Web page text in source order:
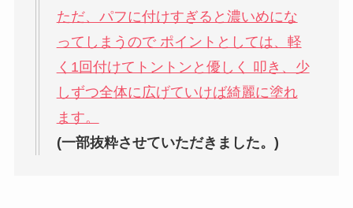
ただ、パフに付けすぎると濃いめにな
ってしまうので ポイントとしては、軽
く1回付けてトントンと優しく 叩き、少
しずつ全体に広げていけば綺麗に塗れ
ます。
(一部抜粋させていただきました。)